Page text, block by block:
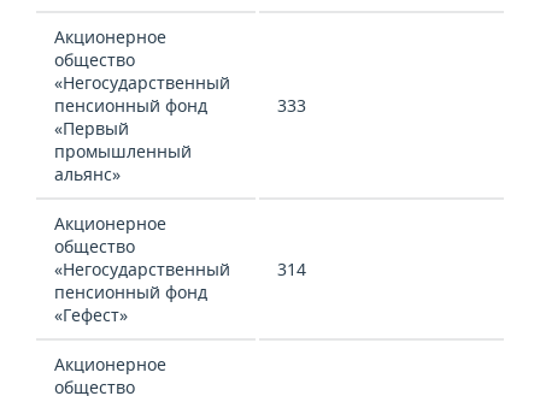
Акционерное
общество
«Негосударственный
пенсионный фонд
«Первый
промышленный
альянс»
333
Акционерное
общество
«Негосударственный
пенсионный фонд
«Гефест»
314
Акционерное
общество